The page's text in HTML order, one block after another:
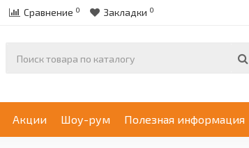
Сравнение 0 Закладки 0
Акции Шоу-рум Полезная информация